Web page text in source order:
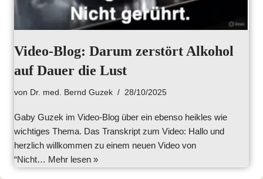
Video-Blog: Darum zerstört Alkohol
auf Dauer die Lust
von Dr. med. Bernd Guzek 28/10/2025
Gaby Guzek im Video-Blog über ein ebenso heikles wie
wichtiges Thema. Das Transkript zum Video: Hallo und
herzlich willkommen zu einem neuen Video von
“Nicht… Mehr lesen »